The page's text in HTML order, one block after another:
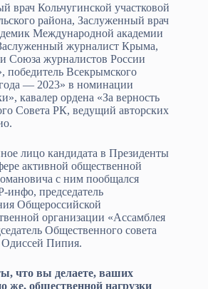
врач Кольчугинской участковой
района, Заслуженный врач
Международной академии
журналист Крыма,
Союза журналистов России
победитель Всекрымского
— 2023» в номинации
кавалер ордена «За верность
Совета РК, ведущий авторских
лицо кандидата в Президенты
активной общественной
с ним пообщался
председатель
Общероссийской
организации «Ассамблея
Общественного совета
Пипия.
что вы делаете, ваших
же, общественной нагрузки